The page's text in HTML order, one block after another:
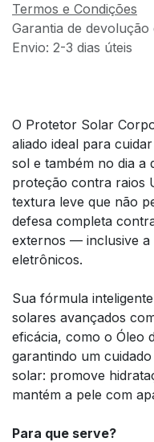
Termos e Condições
Garantia de
Envio: 2-3 dias úteis
O Protetor Solar
aliado ideal para
sol e também no dia a
proteção contra raios
textura leve que não
defesa completa
externos — inclusive a
eletrônicos.
Sua fórmula
solares avançados
eficácia, como o Óleo
garantindo um
solar: promove
mantém a pele com
Para que serve?